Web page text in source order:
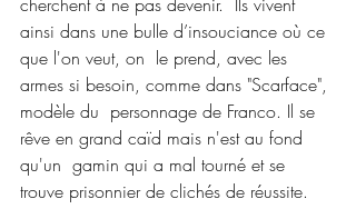
ainsi dans une bulle d’insouciance où ce
que l'on veut, on  le prend, avec les
armes si besoin, comme dans "Scarface",
modèle du  personnage de Franco. Il se
rêve en grand caïd mais n'est au fond
qu'un  gamin qui a mal tourné et se
trouve prisonnier de clichés de réussite.